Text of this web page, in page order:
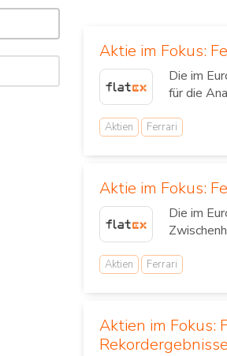
Aktie im Fokus:
Die im
für die
Aktien Ferrari
Aktie im Fokus:
Die im
Aktien Ferrari
Aktien im Fokus: